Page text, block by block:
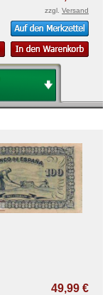
zzgl. Versand
49,99 €